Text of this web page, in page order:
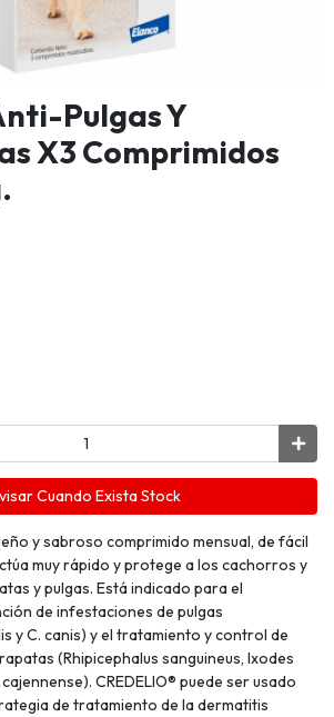
Pulgas Y
X3 Comprimidos
Cuando Exista Stock
y sabroso comprimido mensual, de fácil
muy rápido y protege a los cachorros y
y pulgas. Está indicado para el
de infestaciones de pulgas
y C. canis) y el tratamiento y control de
(Rhipicephalus sanguineus, Ixodes
CREDELIO® puede ser usado
de tratamiento de la dermatitis